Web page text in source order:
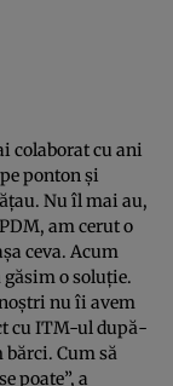
colaborat cu ani
ponton şi
Nu îl mai au,
am cerut o
ceva. Acum
o soluţie.
nu îi avem
cu ITM-ul după-
Cum să
poate”, a